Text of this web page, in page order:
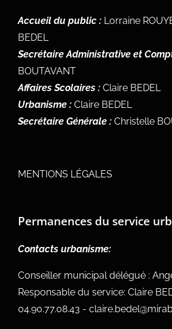
Accueil du public : Lorraine
BEDEL
Secrétaire Administrative et
BOUTAVANT
Affaires Scolaires : Claire BEDEL
Urbanisme : Claire BEDEL
Secrétaire Générale : Christelle
MENTIONS LÉGALES
Permanences du service
Contacts urbanisme:
Conseiller municipal délégué :
Responsable du service: Claire
04.90.77.08.43 -